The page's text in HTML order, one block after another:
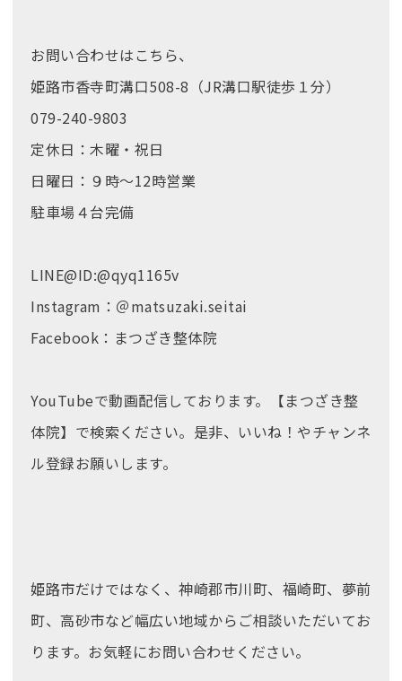
お問い合わせはこちら、
姫路市香寺町溝口508-8（JR溝口駅徒歩１分）
079-240-9803
定休日：木曜・祝日
日曜日：９時～12時営業
駐車場４台完備
LINE@ID:@qyq1165v
Instagram：＠matsuzaki.seitai
Facebook：まつざき整体院
YouTubeで動画配信しております。【まつざき整
体院】で検索ください。是非、いいね！やチャンネ
ル登録お願いします。
姫路市だけではなく、神崎郡市川町、福崎町、夢前
町、高砂市など幅広い地域からご相談いただいてお
ります。お気軽にお問い合わせください。